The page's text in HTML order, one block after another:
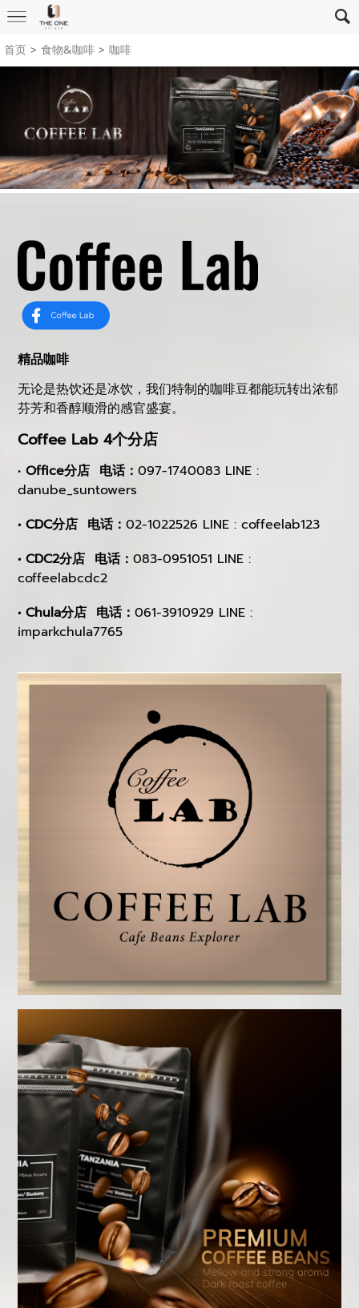
首页> 食物&咖啡 > 咖啡
精品咖啡
无论是热饮还是冰饮，我们特制的咖啡豆都能玩转出浓郁
芬芳和香醇顺滑的感官盛宴。
Coffee Lab 4个分店
•Office分店 电话：097-1740083 LINE :
danube_suntowers
• CDC分店 电话：02-1022526 LINE : coffeelab123
• CDC2分店 电话：083-0951051 LINE :
coffeelabcdc2
• Chula分店 电话：061-3910929 LINE :
imparkchula7765